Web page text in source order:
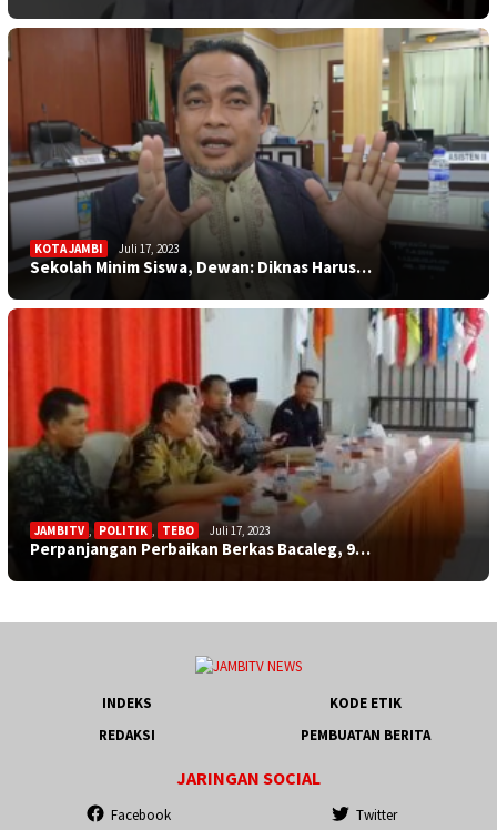
KOTA JAMBI Juli 17, 2023
Sekolah Minim Siswa, Dewan: Diknas Harus…
JAMBITV , POLITIK , TEBO Juli 17, 2023
Perpanjangan Perbaikan Berkas Bacaleg, 9…
INDEKS
KODE ETIK
REDAKSI
PEMBUATAN BERITA
JARINGAN SOCIAL
Facebook Twitter